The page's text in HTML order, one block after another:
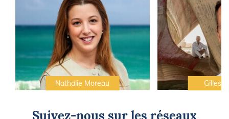
Nathalie Moreau Gilles
Suivez-nous sur les réseaux